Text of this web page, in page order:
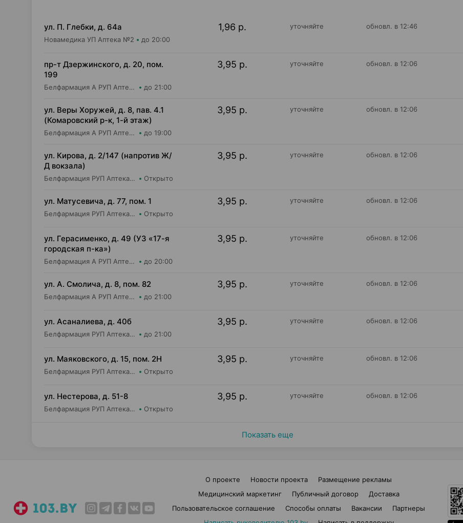
ул. П. Глебки, д. 64а
Новамедика УП Аптека №2 до 20:00
1,96 р. уточняйте обновл. в 12:46
пр-т Дзержинского, д. 20, пом.
199
Белфармация А РУП Аптека №11 до 21:00
3,95 р. уточняйте обновл. в 12:06
ул. Веры Хоружей, д. 8, пав. 4.1
(Комаровский р-к, 1-й этаж)
Белфармация А РУП Аптека №9 до 19:00
3,95 р. уточняйте обновл. в 12:06
ул. Кирова, д. 2/147 (напротив Ж/
Д вокзала)
Белфармация РУП Аптека №19 (дежурная) Открыто
3,95 р. уточняйте обновл. в 12:06
ул. Матусевича, д. 77, пом. 1
Белфармация РУП Аптека №68 (дежурная) Открыто
3,95 р. уточняйте обновл. в 12:06
ул. Герасименко, д. 49 (УЗ «17-я
городская п-ка»)
Белфармация А РУП Аптека №90 до 20:00
3,95 р. уточняйте обновл. в 12:06
ул. А. Смолича, д. 8, пом. 82
Белфармация А РУП Аптека №3 до 21:00
3,95 р. уточняйте обновл. в 12:06
ул. Асаналиева, д. 40б
Белфармация РУП Аптека №100 до 21:00
3,95 р. уточняйте обновл. в 12:06
ул. Маяковского, д. 15, пом. 2Н
Белфармация РУП Аптека №5 (дежурная) Открыто
3,95 р. уточняйте обновл. в 12:06
ул. Нестерова, д. 51-8
Белфармация РУП Аптека №90 Открыто
3,95 р. уточняйте обновл. в 12:06
Показать еще
О проекте Новости проекта
Размещение рекламы
Медицинский маркетинг
Публичный договор
Доставка
Пользовательское соглашение
Способы оплаты Вакансии
Партнеры